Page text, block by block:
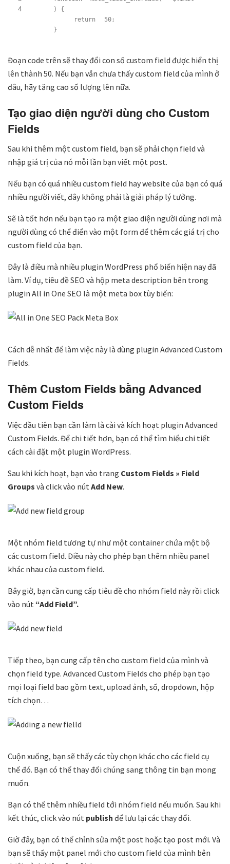
4
) {
return
50;
}
Đoạn code trên sẽ thay đổi con số custom field được hiển thị
lên thành 50. Nếu bạn vẫn chưa thấy custom field của mình ở
đâu, hãy tăng cao số lượng lên nữa.
Tạo giao diện người dùng cho Custom
Fields
Sau khi thêm một custom field, bạn sẽ phải chọn field và
nhập giá trị của nó mỗi lần bạn viết một post.
Nếu bạn có quá nhiều custom field hay website của bạn có quá
nhiều người viết, đây không phải là giải pháp lý tưởng.
Sẽ là tốt hơn nếu bạn tạo ra một giao diện người dùng nơi mà
người dùng có thể điển vào một form để thêm các giá trị cho
custom field của bạn.
Đây là điều mà nhiều plugin WordPress phổ biến hiện nay đã
làm. Ví dụ, tiêu đề SEO và hộp meta description bên trong
plugin All in One SEO là một meta box tùy biến:
Cách dễ nhất để làm việc này là dùng plugin Advanced Custom
Fields.
Thêm Custom Fields bằng Advanced
Custom Fields
Việc đầu tiên bạn cần làm là cài và kích hoạt plugin Advanced
Custom Fields. Để chi tiết hơn, bạn có thể tìm hiểu chi tiết
cách cài đặt một plugin WordPress.
Sau khi kích hoạt, bạn vào trang Custom Fields » Field
Groups và click vào nút Add New.
Một nhóm field tương tự như một container chứa một bộ
các custom field. Điều này cho phép bạn thêm nhiều panel
khác nhau của custom field.
Bây giờ, bạn cần cung cấp tiêu đề cho nhóm field này rồi click
vào nút “Add Field”.
Tiếp theo, bạn cung cấp tên cho custom field của mình và
chọn field type. Advanced Custom Fields cho phép bạn tạo
mọi loại field bao gồm text, upload ảnh, số, dropdown, hộp
tích chọn…
Cuộn xuống, bạn sẽ thấy các tùy chọn khác cho các field cụ
thể đó. Bạn có thể thay đổi chúng sang thông tin bạn mong
muốn.
Bạn có thể thêm nhiều field tới nhóm field nếu muốn. Sau khi
kết thúc, click vào nút publish để lưu lại các thay đổi.
Giờ đây, bạn có thể chỉnh sửa một post hoặc tạo post mới. Và
bạn sẽ thấy một panel mới cho custom field của mình bên